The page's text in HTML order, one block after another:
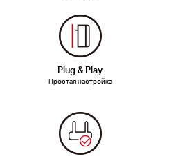
Plug & Play
Простая настройка